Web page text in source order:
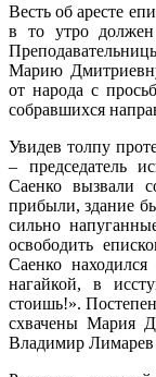
Весть об аресте
в то утро
Марию
от народа с
собравшихся
Увидев толпу
– председатель
Саенко вызвали
прибыли, здание
сильно
освободить
Саенко
нагайкой, в
стоишь!».
схвачены Мария
Владимир Лимарев